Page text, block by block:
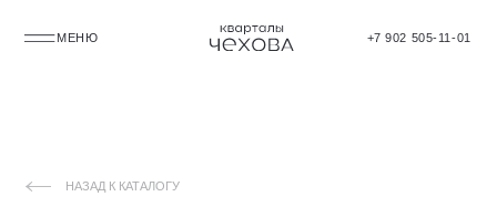
МЕНЮ +7 902 505-11-01